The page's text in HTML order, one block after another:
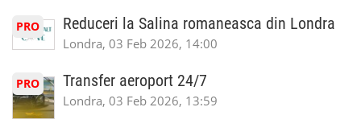
PRO Reduceri la Salina romaneasca din Londra
Londra, 03 Feb 2026, 14:00
PRO Transfer aeroport 24/7
Londra, 03 Feb 2026, 13:59